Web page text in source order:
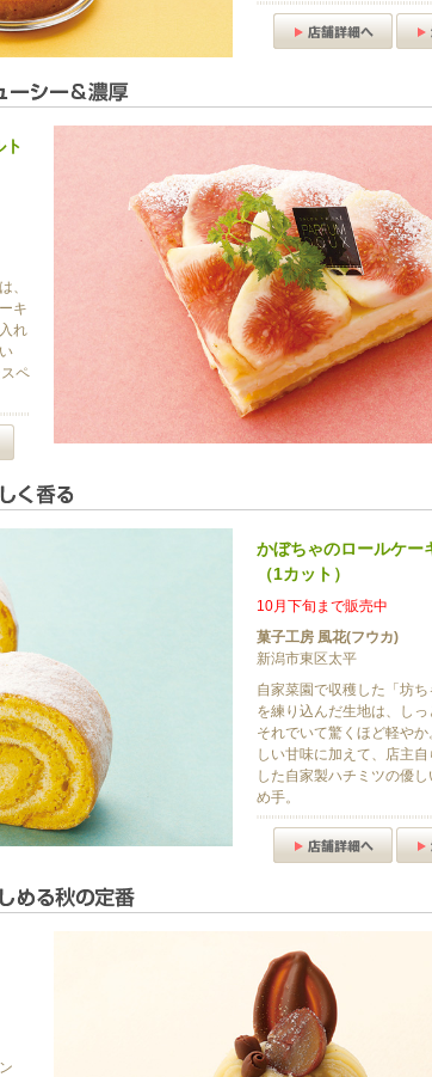
ト
、
キ
れ
ペ
かぼちゃのロールケー
（1カット）
10月下旬まで販売中
菓子工房 風花(フウカ)
新潟市東区太平
自家菜園で収穫した「坊ち
を練り込んだ生地は、しっ
それでいて驚くほど軽や
しい甘味に加えて、店主
した自家製ハチミツの優
め手。